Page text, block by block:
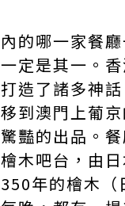
的哪一家餐
定是其一。
造了諸多神
到澳門上葡
豔的出品。
木吧台，由
年的檜木（